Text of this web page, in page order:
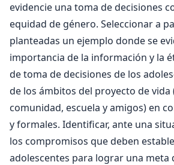
evidencie una toma de decisiones
equidad de género. Seleccionar a
planteadas un ejemplo donde se
importancia de la información y la
de toma de decisiones de los
de los ámbitos del proyecto de vida
comunidad, escuela y amigos) en
y formales. Identificar, ante una
los compromisos que deben
adolescentes para lograr una meta